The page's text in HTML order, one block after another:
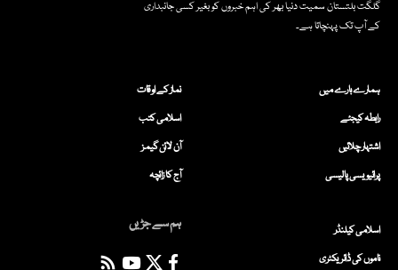
گلگت بلتستان سمیت دنیا بھر کی اہم خبروں کو بغیر کسی جانبداری
کے آپ تک پہنچاتا ہے۔
ہمارے بارے میں
رابطہ کیجئے
اشتہار چلائیں
پرائیویسی پالیسی
نماز کے اوقات
اسلامی کتب
آن لائن گیمز
آج کا زائچہ
اسلامی کیلنڈر
ناموں کی ڈائریکٹری
ہم سے جڑیں